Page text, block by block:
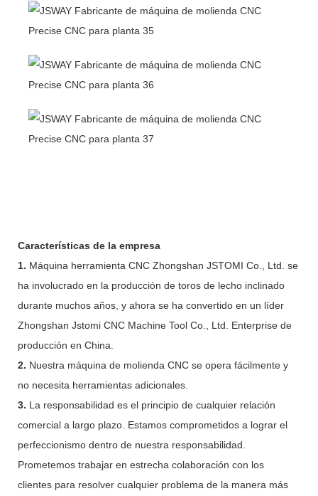
Características de la empresa
1. Máquina herramienta CNC Zhongshan JSTOMI Co., Ltd. se
ha involucrado en la producción de toros de lecho inclinado
durante muchos años, y ahora se ha convertido en un líder
Zhongshan Jstomi CNC Machine Tool Co., Ltd. Enterprise de
producción en China.
2. Nuestra máquina de molienda CNC se opera fácilmente y
no necesita herramientas adicionales.
3. La responsabilidad es el principio de cualquier relación
comercial a largo plazo. Estamos comprometidos a lograr el
perfeccionismo dentro de nuestra responsabilidad.
Prometemos trabajar en estrecha colaboración con los
clientes para resolver cualquier problema de la manera más